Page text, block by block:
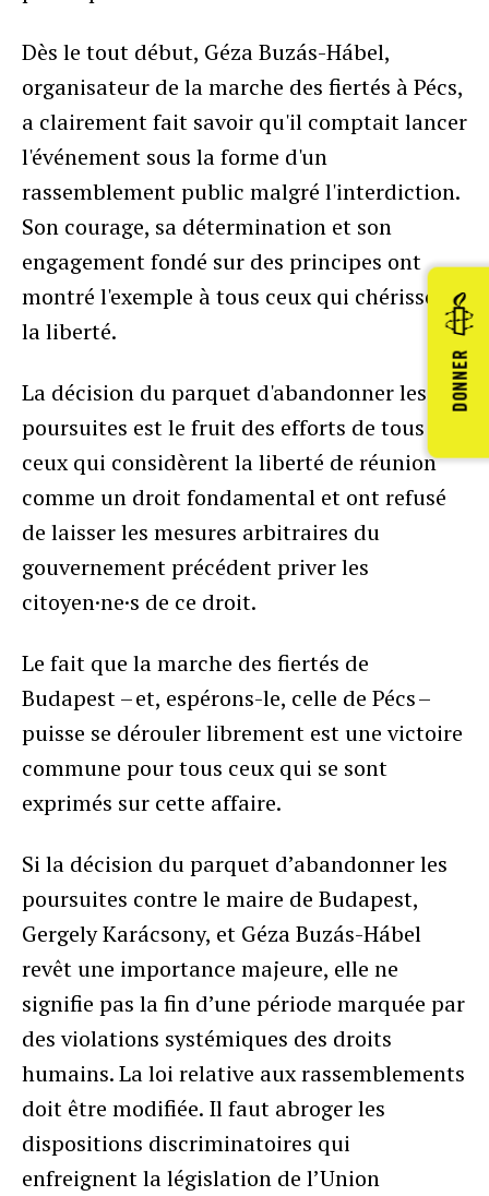
DONNER
Dès le tout début, Géza Buzás-Hábel,
organisateur de la marche des fiertés à Pécs,
a clairement fait savoir qu'il comptait lancer
l'événement sous la forme d'un
rassemblement public malgré l'interdiction.
Son courage, sa détermination et son
engagement fondé sur des principes ont
montré l'exemple à tous ceux qui chérissent
la liberté.
La décision du parquet d'abandonner les
poursuites est le fruit des efforts de tous
ceux qui considèrent la liberté de réunion
comme un droit fondamental et ont refusé
de laisser les mesures arbitraires du
gouvernement précédent priver les
citoyen·ne·s de ce droit.
Le fait que la marche des fiertés de
Budapest – et, espérons-le, celle de Pécs –
puisse se dérouler librement est une victoire
commune pour tous ceux qui se sont
exprimés sur cette affaire.
Si la décision du parquet d’abandonner les
poursuites contre le maire de Budapest,
Gergely Karácsony, et Géza Buzás-Hábel
revêt une importance majeure, elle ne
signifie pas la fin d’une période marquée par
des violations systémiques des droits
humains. La loi relative aux rassemblements
doit être modifiée. Il faut abroger les
dispositions discriminatoires qui
enfreignent la législation de l’Union